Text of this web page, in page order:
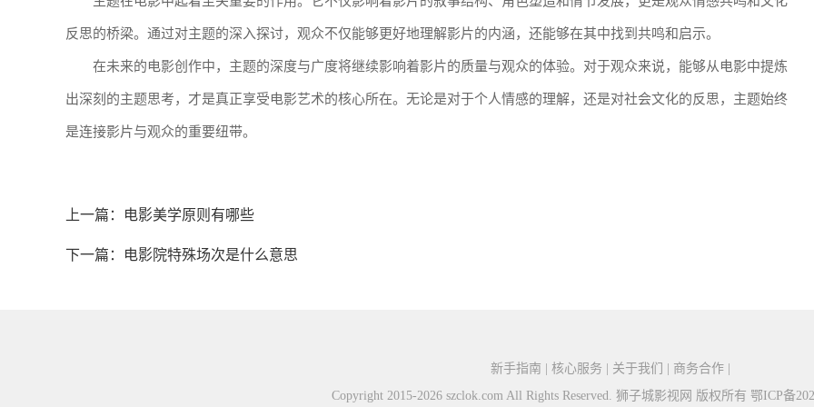
反思的桥梁。通过对主题的深入探讨，观众不仅能够更好地理解影片的内涵，还能够在其中找到共鸣和启示。
在未来的电影创作中，主题的深度与广度将继续影响着影片的质量与观众的体验。对于观众来说，能够从电影中提炼
出深刻的主题思考，才是真正享受电影艺术的核心所在。无论是对于个人情感的理解，还是对社会文化的反思，主题始终
是连接影片与观众的重要纽带。
上一篇： 电影美学原则有哪些
下一篇： 电影院特殊场次是什么意思
新手指南 | 核心服务 | 关于我们 | 商务合作 |
Copyright 2015-2026 szclok.com All Rights Reserved. 狮子城影视网 版权所有 鄂ICP备